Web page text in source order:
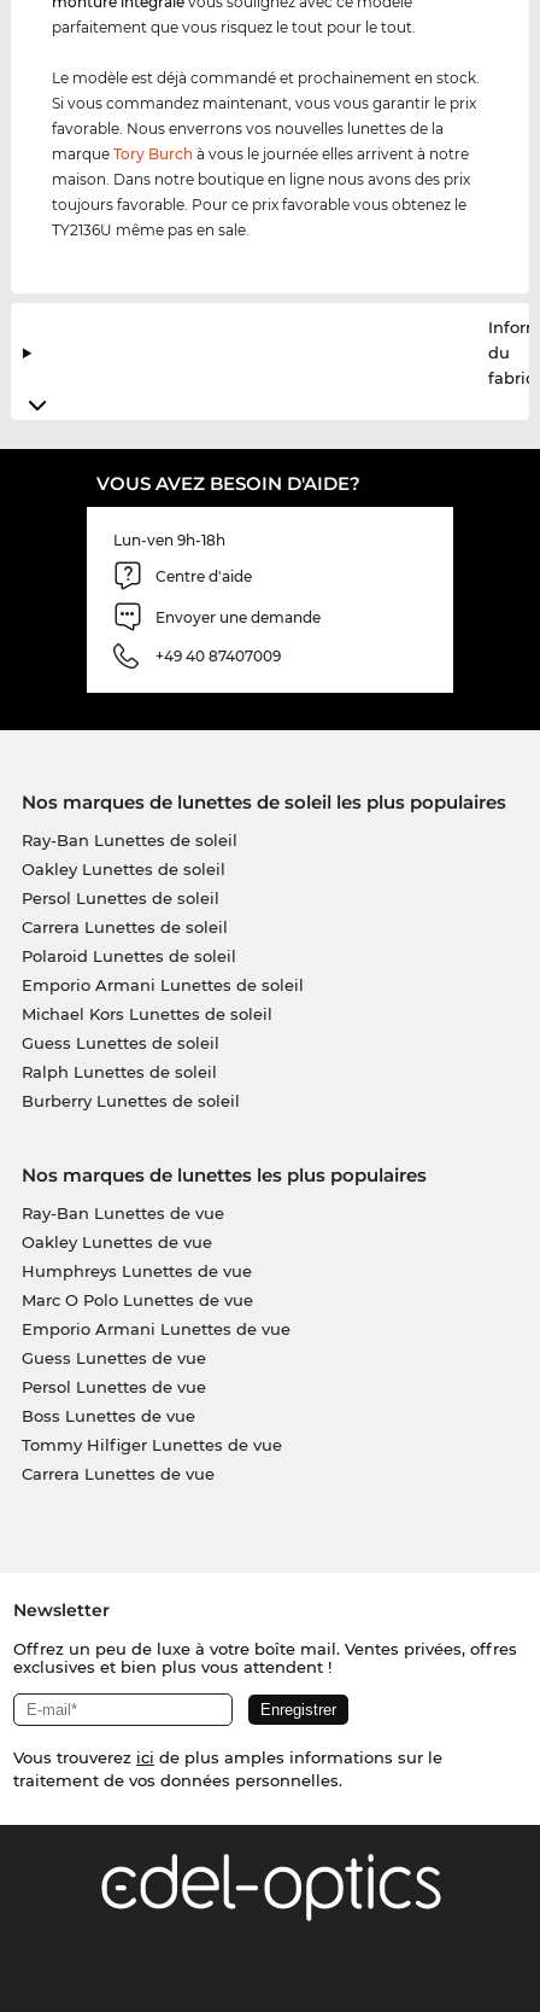
parfaitement que vous risquez le tout pour le tout.
Le modèle est déjà commandé et prochainement en stock.
Si vous commandez maintenant, vous vous garantir le prix
favorable. Nous enverrons vos nouvelles lunettes de la
marqueTory Burch à vous le journée elles arrivent à notre
maison. Dans notre boutique en ligne nous avons des prix
toujours favorable. Pour ce prix favorable vous obtenez le
TY2136U même pas en sale.
du
VOUS AVEZ BESOIN D'AIDE?
Lun-ven 9h-18h
Centre d'aide
Envoyer une demande
+49 40 87407009
Nos marques de lunettes de soleil les plus populaires
Ray-Ban Lunettes de soleil
Oakley Lunettes de soleil
Persol Lunettes de soleil
Carrera Lunettes de soleil
Polaroid Lunettes de soleil
Emporio Armani Lunettes de soleil
Michael Kors Lunettes de soleil
Guess Lunettes de soleil
Ralph Lunettes de soleil
Burberry Lunettes de soleil
Nos marques de lunettes les plus populaires
Ray-Ban Lunettes de vue
Oakley Lunettes de vue
Humphreys Lunettes de vue
Marc O Polo Lunettes de vue
Emporio Armani Lunettes de vue
Guess Lunettes de vue
Persol Lunettes de vue
Boss Lunettes de vue
Tommy Hilfiger Lunettes de vue
Carrera Lunettes de vue
Newsletter
Offrez un peu de luxe à votre boîte mail. Ventes privées, offres
exclusives et bien plus vous attendent !
Vous trouverez ici de plus amples informations sur le
traitement de vos données personnelles.